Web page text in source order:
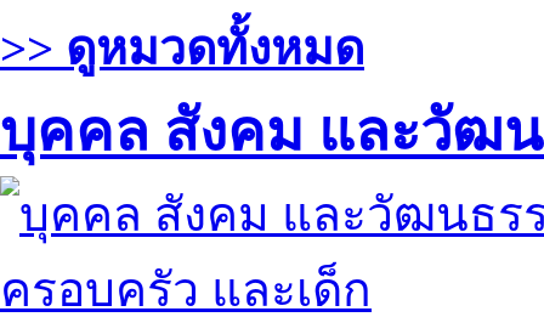
>> ดูหมวดทั้งหมด
บุคคล สังคม และวัฒ
ครอบครัว และเด็ก